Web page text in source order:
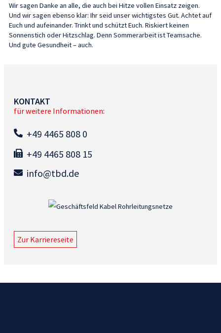
Wir sagen Danke an alle, die auch bei Hitze vollen Einsatz zeigen.
Und wir sagen ebenso klar: Ihr seid unser wichtigstes Gut. Achtet auf
Euch und aufeinander. Trinkt und schützt Euch. Riskiert keinen
Sonnenstich oder Hitzschlag. Denn Sommerarbeit ist Teamsache.
Und gute Gesundheit – auch.
KONTAKT
für weitere Informationen:
+49 4465 808 0
+49 4465 808 15
info@tbd.de
Zur Karriereseite